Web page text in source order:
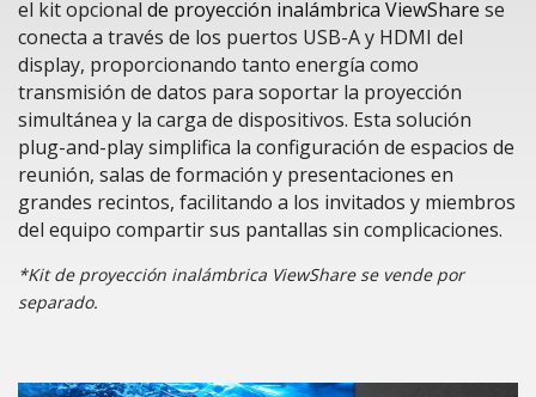
el kit opcional de proyección inalámbrica ViewShare se
conecta a través de los puertos USB-A y HDMI del
display, proporcionando tanto energía como
transmisión de datos para soportar la proyección
simultánea y la carga de dispositivos. Esta solución
plug-and-play simplifica la configuración de espacios de
reunión, salas de formación y presentaciones en
grandes recintos, facilitando a los invitados y miembros
del equipo compartir sus pantallas sin complicaciones.
*Kit de proyección inalámbrica ViewShare se vende por
separado.